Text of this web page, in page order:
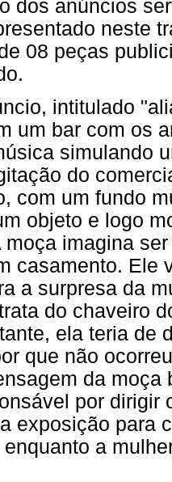
dos anúncios
neste
08 peças
intitulado
um bar com os
simulando
do
com um fundo
objeto e logo
moça imagina
casamento.
a surpresa da
do chaveiro
ela teria de
que não
da moça
por dirigir
exposição para
a